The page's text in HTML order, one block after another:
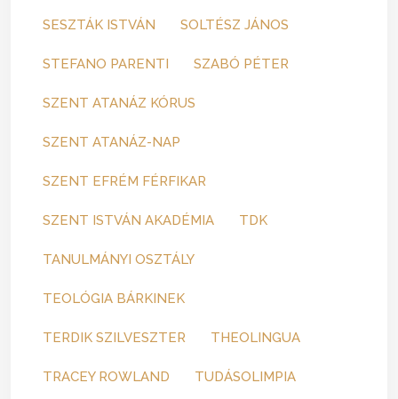
SESZTÁK ISTVÁN SOLTÉSZ JÁNOS
STEFANO PARENTI SZABÓ PÉTER
SZENT ATANÁZ KÓRUS
SZENT ATANÁZ-NAP
SZENT EFRÉM FÉRFIKAR
SZENT ISTVÁN AKADÉMIA TDK
TANULMÁNYI OSZTÁLY
TEOLÓGIA BÁRKINEK
TERDIK SZILVESZTER THEOLINGUA
TRACEY ROWLAND TUDÁSOLIMPIA